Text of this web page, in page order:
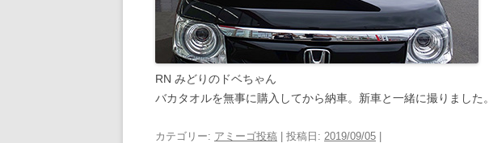
RN みどりのドベちゃん
バカタオルを無事に購入してから納車。新車と一緒に撮りました。
カテゴリー: アミーゴ投稿 | 投稿日: 2019/09/05